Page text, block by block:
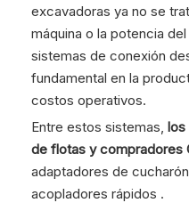
excavadoras ya no se
máquina o la potencia
sistemas de conexión
fundamental en la
costos operativos.
Entre estos sistemas, los
de flotas y compradores
adaptadores de
acopladores rápidos .